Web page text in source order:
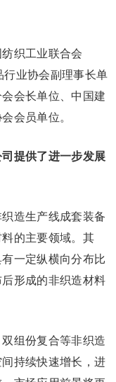
织工业联合会
行业协会副理事长单
会长单位、中国建
会员单位。
提供了进一步发展
造生产线成套装备
的主要领域。其
一定纵横向分布比
形成的非织造材料
组份复合等非织造
持续快速增长，进